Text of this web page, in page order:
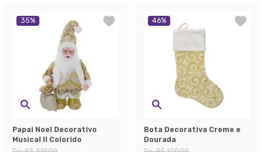
35%
Papai Noel Decorativo
Musical II Colorido
46%
Bota Decorativa Creme e
Dourada